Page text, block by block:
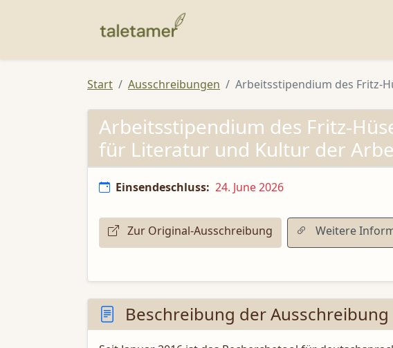
Start Ausschreibungen Arbeitsstipendium des Fritz-
Arbeitsstipendium des Fritz-
für Literatur und Kultur der
Einsendeschluss: 24. June 2026
Zur Original-Ausschreibung Weitere
Beschreibung der Ausschreibung